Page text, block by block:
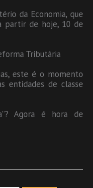
da Economia, que
partir de hoje, 10 de
Tributária
este é o momento
entidades de classe
Agora é hora de